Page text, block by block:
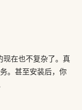
现在也不复杂了。真
。甚至安装后，你